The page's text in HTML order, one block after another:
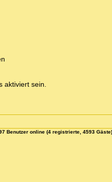
aktiviert sein.
Benutzer online (4 registrierte, 4593 Gäste)